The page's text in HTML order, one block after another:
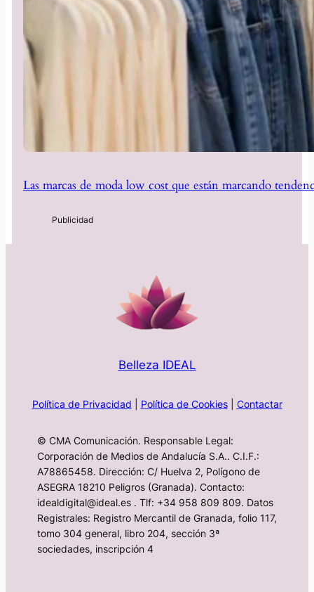
Las marcas de moda low cost que están marcando
Belleza IDEAL
Política de Privacidad Política de Cookies| Contactar
© CMA Comunicación. Responsable Legal:
Corporación de Medios de Andalucía S.A.. C.I.F.:
A78865458. Dirección: C/ Huelva 2, Polígono de
ASEGRA 18210 Peligros (Granada). Contacto:
idealdigital@ideal.es . Tlf: +34 958 809 809. Datos
Registrales: Registro Mercantil de Granada, folio 117,
tomo 304 general, libro 204, sección 3ª
sociedades, inscripción 4